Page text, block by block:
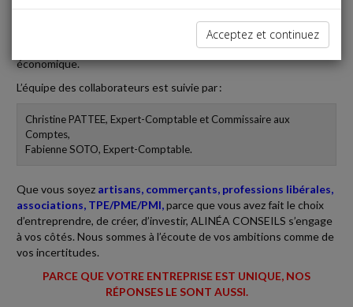
régulier avec un interlocuteur identifié et de bénéficier d’une
proximité et d’une réactivité indispensable face au contexte
économique.
L’équipe des collaborateurs est suivie par :
Christine PATTEE, Expert-Comptable et Commissaire aux
Comptes,
Fabienne SOTO, Expert-Comptable.
Que vous soyez artisans, commerçants, professions libérales,
associations, TPE/PME/PMI,parce que vous avez fait le choix
d’entreprendre, de créer, d’investir, ALINÉA CONSEILS s’engage
à vos côtés. Nous sommes à l’écoute de vos ambitions comme de
vos incertitudes.
PARCE QUE VOTRE ENTREPRISE EST UNIQUE, NOS
RÉPONSES LE SONT AUSSI.
Acceptez et continuez